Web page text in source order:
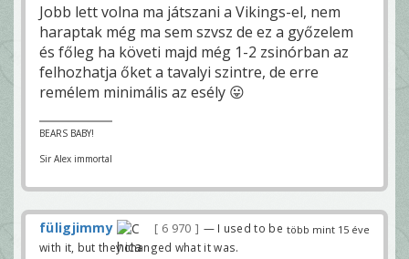
Jobb lett volna ma játszani a Vikings-el, nem
haraptak még ma sem szvsz de ez a győzelem
és főleg ha követi majd még 1-2 zsinórban az
felhozhatja őket a tavalyi szintre, de erre
remélem minimális az esély 😛
BEARS BABY!
Sir Alex immortal
több mint 15 éve
füligjimmy 6 970
— I used to be
with it, but they changed what it was.